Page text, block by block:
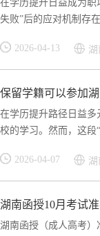
在学历提升日益成为
失败”后的应对机制存
2026-04-13 湖
保留学籍可以参加
在学历提升路径日益
校的学习。然而，这段
2026-04-07 湖
湖南函授10月考试
湖南函授（成人高考